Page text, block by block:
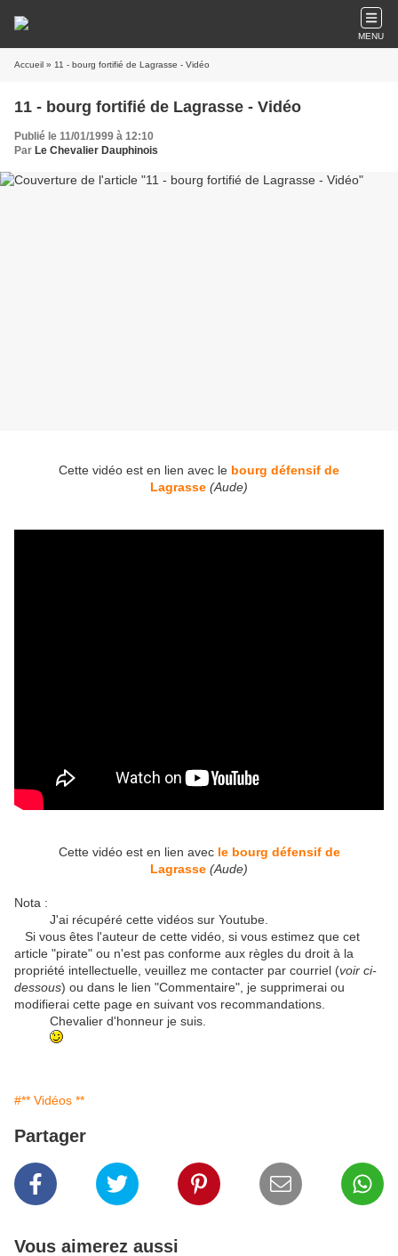
MENU
Accueil » 11 - bourg fortifié de Lagrasse - Vidéo
11 - bourg fortifié de Lagrasse - Vidéo
Publié le 11/01/1999 à 12:10
Par Le Chevalier Dauphinois
Cette vidéo est en lien avec le bourg défensif de
Lagrasse (Aude)
Cette vidéo est en lien avec le bourg défensif de
Lagrasse (Aude)
Nota :
J'ai récupéré cette vidéos sur Youtube.
Si vous êtes l'auteur de cette vidéo, si vous estimez que cet
article "pirate" ou n'est pas conforme aux règles du droit à la
propriété intellectuelle, veuillez me contacter par courriel (voir ci-
dessous) ou dans le lien "Commentaire", je supprimerai ou
modifierai cette page en suivant vos recommandations.
Chevalier d'honneur je suis.
#** Vidéos **
Partager
Vous aimerez aussi